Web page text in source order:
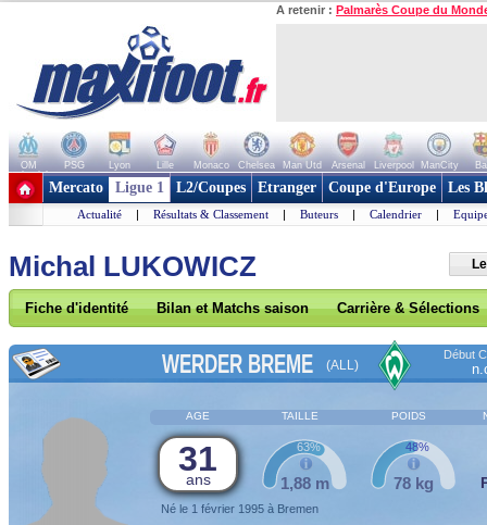
A retenir : Palmarès Coupe du
OM PSG Lyon Lille Monaco Chelsea Man Utd Arsenal Liverpool ManCity
+ de clubs
Mercato Ligue 1 L2/Coupes Etranger Coupe d'Europe Les
Actualité | Résultats & Classement | Buteurs | Calendrier |
Michal LUKOWICZ
Fiche d'identité Bilan et Matchs saison Carrière & Sélections
WERDER BREME (ALL)
Début
AGE TAILLE POIDS
31
ans
Né le 1 février 1995 à Bremen
1,88 m
63%
78 kg
48%